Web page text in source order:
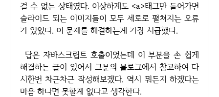
걸 수 없는 상태였다. 이상하게도 <a>태그만 들어가면
슬라이드 되는 이미지들이 모두 세로로 펼쳐지는 오류
가 있었다. 이 문제를 해결하는게 가장 시급했다.
답은 자바스크립트 호출이었는데 이 부분을 손 쉽게
해결하는 글이 있어서 그분의 블로그에서 참고하여 다
시한번 차근차근 작성해보겠다. 역시 뭐든지 하겠다는
마음 하나면 못할게 없다고 생각한다.